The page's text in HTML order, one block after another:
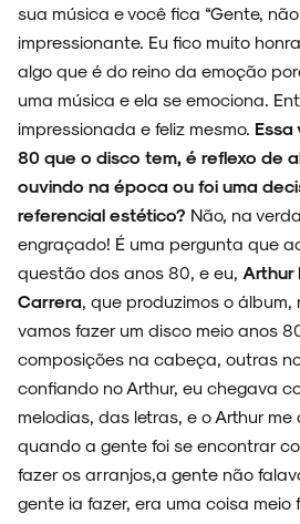
sua música e você fica “Gente,
impressionante. Eu fico muito
algo que é do reino da emoção
uma música e ela se emociona.
impressionada e feliz mesmo. Essa
80 que o disco tem, é reflexo de
ouvindo na época ou foi uma
referencial estético? Não, na
engraçado! É uma pergunta que
questão dos anos 80, e eu, Arthur
Carrera , que produzimos o
vamos fazer um disco meio anos
composições na cabeça, outras
confiando no Arthur, eu chegava
melodias, das letras, e o Arthur
quando a gente foi se encontrar
fazer os arranjos,a gente não
gente ia fazer, era uma coisa meio